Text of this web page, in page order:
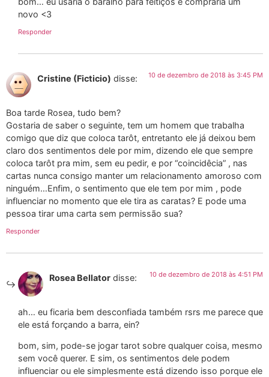
novo <3
Responder
Cristine (Ficticio) disse: 10 de dezembro de 2018 às 3:45 PM
Boa tarde Rosea, tudo bem?
Gostaria de saber o seguinte, tem um homem que trabalha
comigo que diz que coloca tarôt, entretanto ele já deixou bem
claro dos sentimentos dele por mim, dizendo ele que sempre
coloca tarôt pra mim, sem eu pedir, e por “coincidêcia” , nas
cartas nunca consigo manter um relacionamento amoroso com
ninguém…Enfim, o sentimento que ele tem por mim , pode
influenciar no momento que ele tira as caratas? E pode uma
pessoa tirar uma carta sem permissão sua?
Responder
Rosea Bellator disse: 10 de dezembro de 2018 às 4:51 PM
ah… eu ficaria bem desconfiada também rsrs me parece que
ele está forçando a barra, ein?
bom, sim, pode-se jogar tarot sobre qualquer coisa, mesmo
sem você querer. E sim, os sentimentos dele podem
influenciar ou ele simplesmente está dizendo isso porque ele